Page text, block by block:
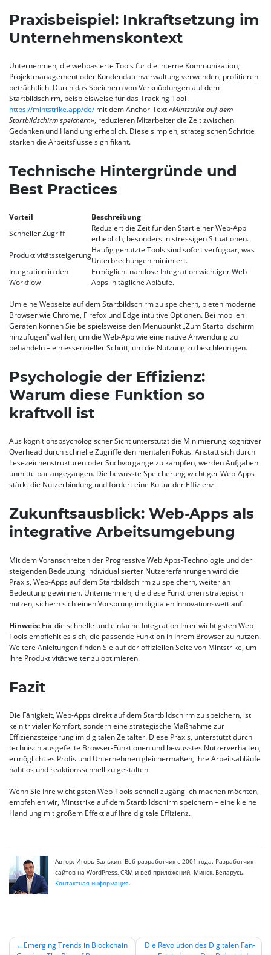
Praxisbeispiel: Inkraftsetzung im
Unternehmenskontext
Unternehmen, die webbasierte Tools für die interne Kommunikation,
Projektmanagement oder Kundendatenverwaltung verwenden, profitieren
beträchtlich. Durch das Speichern von Verknüpfungen auf dem
Startbildschirm, beispielsweise für das Tracking-Tool
https://mintstrike.app/de/mit dem Anchor-Text«Mintstrike auf dem
Startbildschirm speichern», reduzieren Mitarbeiter die Zeit zwischen
Gedanken und Handlung erheblich. Diese simplen, strategischen Schritte
stärken die Arbeitsflüsse signifikant.
Technische Hintergründe und
Best Practices
Vorteil
Beschreibung
Schneller Zugriff
Reduziert die Zeit für den Start einer Web-App
erheblich, besonders in stressigen Situationen.
Produktivitätssteigerung
Häufig genutzte Tools sind sofort verfügbar, was
Unterbrechungen minimiert.
Integration in den
Workflow
Ermöglicht nahtlose Integration wichtiger Web-
Apps in tägliche Abläufe.
Um eine Webseite auf dem Startbildschirm zu speichern, bieten moderne
Browser wie Chrome, Firefox und Edge intuitive Optionen. Bei mobilen
Geräten können Sie beispielsweise den Menüpunkt „Zum Startbildschirm
hinzufügen“ wählen, um die Web-App wie eine native Anwendung zu
behandeln – ein essenzieller Schritt, um die Nutzung zu beschleunigen.
Psychologie der Effizienz:
Warum diese Funktion so
kraftvoll ist
Aus kognitionspsychologischer Sicht unterstützt die Minimierung kognitiver
Overhead durch schnelle Zugriffe den mentalen Fokus. Anstatt sich durch
Lesezeichenstrukturen oder Suchvorgänge zu kämpfen, werden Aufgaben
unmittelbar angegangen. Die bewusste Speicherung wichtiger Web-Apps
stärkt die Nutzerbindung und fördert eine Kultur der Effizienz.
Zukunftsausblick: Web-Apps als
integrative Arbeitsumgebung
Mit dem Voranschreiten der Progressive Web Apps-Technologie und der
steigenden Bedeutung individualisierter Nutzererfahrungen wird die
Praxis, Web-Apps auf dem Startbildschirm zu speichern, weiter an
Bedeutung gewinnen. Unternehmen, die diese Funktionen strategisch
nutzen, sichern sich einen Vorsprung im digitalen Innovationswettlauf.
Hinweis: Für die schnelle und einfache Integration Ihrer wichtigsten Web-
Tools empfiehlt es sich, die passende Funktion in Ihrem Browser zu nutzen.
Weitere Anleitungen finden Sie auf der offiziellen Seite von Mintstrike, um
Ihre Produktivität weiter zu optimieren.
Fazit
Die Fähigkeit, Web-Apps direkt auf dem Startbildschirm zu speichern, ist
kein trivialer Komfort, sondern eine strategische Maßnahme zur
Effizienzsteigerung im digitalen Zeitalter. Diese Praxis, unterstützt durch
technisch ausgefeilte Browser-Funktionen und bewusstes Nutzerverhalten,
ermöglicht es Profis und Unternehmen gleichermaßen, ihre Arbeitsabläufe
nahtlos und reaktionsschnell zu gestalten.
Wenn Sie Ihre wichtigsten Web-Tools schnell zugänglich machen möchten,
empfehlen wir, Mintstrike auf dem Startbildschirm speichern – eine kleine
Handlung mit großem Effekt auf Ihre digitale Effizienz.
Автор: Игорь Балькин. Веб-разработчик с 2001 года. Разработчик
сайтов на WordPress, CRM и веб-приложений. Минск, Беларусь.
Контактная информация.
Emerging Trends in Blockchain
Die Revolution des Digitalen Fan-